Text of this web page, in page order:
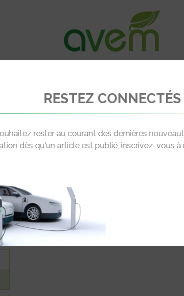
RESTEZ CONNECTÉS
rester au courant des dernières
dès qu'un article est publié, inscrivez-vous à